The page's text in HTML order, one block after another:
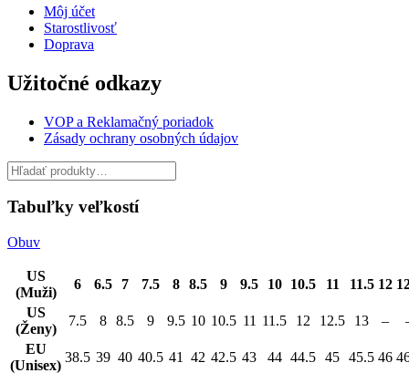
Môj účet
Starostlivosť
Doprava
Užitočné odkazy
VOP a Reklamačný poriadok
Zásady ochrany osobných údajov
Tabuľky veľkostí
Obuv
US
(Muži)
6 6.5 7 7.5 8 8.5 9 9.5 10 10.5 11 11.5 12
US
(Ženy)
7.5 8 8.5 9 9.5 10 10.5 11 11.5 12 12.5 13 –
EU
(Unisex)
38.5 39 40 40.5 41 42 42.5 43 44 44.5 45 45.5 46